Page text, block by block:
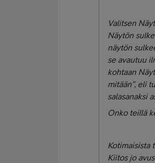
Valitsen
Näytön
näytön
se avautuu
kohtaan
mitään”, eli
salasanaksi
Onko teillä
Kotimaisista
Kiitos jo